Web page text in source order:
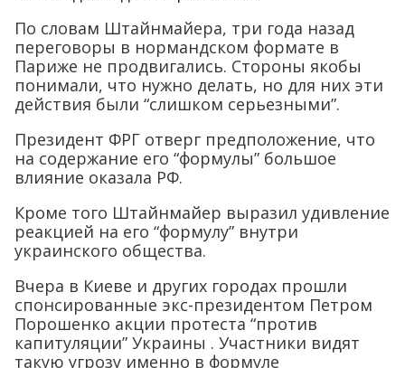
По словам Штайнмайера, три года назад
переговоры в нормандcком формате в
Париже не продвигались. Стороны якобы
понимали, что нужно делать, но для них эти
действия были “слишком серьезными”.
Президент ФРГ отверг предположение, что
на содержание его “формулы” большое
влияние оказала РФ.
Кроме того Штайнмайер выразил удивление
реакцией на его “формулу” внутри
украинского общества.
Вчера в Киеве и других городах прошли
спонсированные экс-президентом Петром
Порошенко акции протеста “против
капитуляции” Украины . Участники видят
такую угрозу именно в формуле